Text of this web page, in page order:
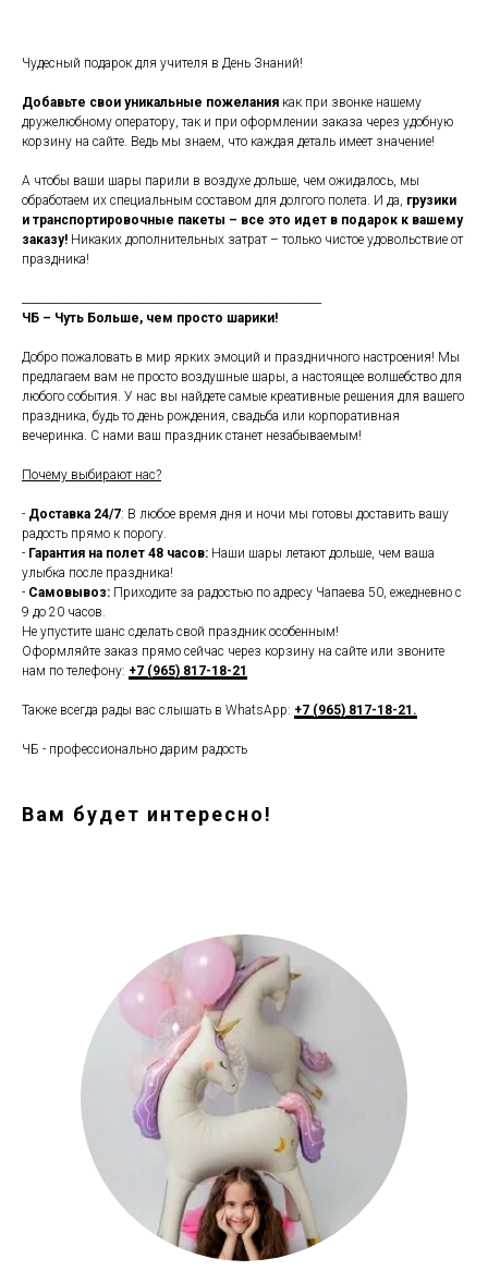
Чудесный подарок для учителя в День Знаний!
Добавьте свои уникальные пожелания как при звонке нашему
дружелюбному оператору, так и при оформлении заказа через удобную
корзину на сайте. Ведь мы знаем, что каждая деталь имеет значение!
А чтобы ваши шары парили в воздухе дольше, чем ожидалось, мы
обработаем их специальным составом для долгого полета. И да, грузики
и транспортировочные пакеты – все это идет в подарок к вашему
заказу! Никаких дополнительных затрат – только чистое удовольствие от
праздника!
ЧБ – Чуть Больше, чем просто шарики!
Добро пожаловать в мир ярких эмоций и праздничного настроения! Мы
предлагаем вам не просто воздушные шары, а настоящее волшебство для
любого события. У нас вы найдете самые креативные решения для вашего
праздника, будь то день рождения, свадьба или корпоративная
вечеринка. С нами ваш праздник станет незабываемым!
Почему выбирают нас?
- Доставка 24/7: В любое время дня и ночи мы готовы доставить вашу
радость прямо к порогу.
- Гарантия на полет 48 часов: Наши шары летают дольше, чем ваша
улыбка после праздника!
- Самовывоз: Приходите за радостью по адресу Чапаева 50, ежедневно с
9 до 20 часов.
Не упустите шанс сделать свой праздник особенным!
Оформляйте заказ прямо сейчас через корзину на сайте или звоните
нам по телефону: +7 (965) 817-18-21
Также всегда рады вас слышать в WhatsApp: +7 (965) 817-18-21.
ЧБ - профессионально дарим радость
Вам будет интересно!